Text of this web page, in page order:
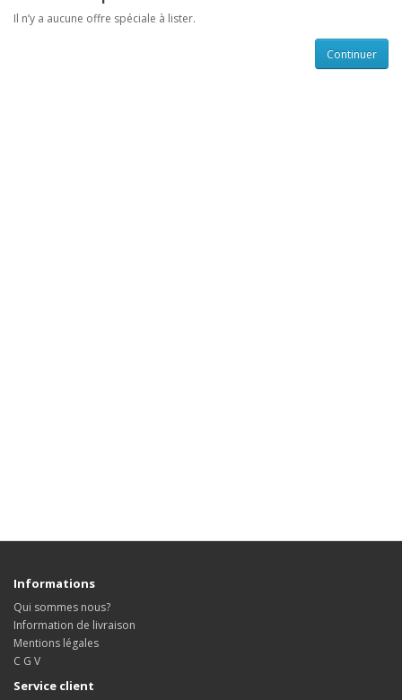
Il n’y a aucune offre spéciale à lister.
Continuer
Informations
Qui sommes nous?
Information de livraison
Mentions légales
C G V
Service client